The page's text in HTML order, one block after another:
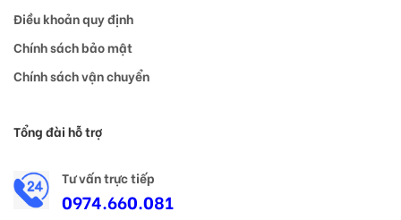
Điều khoản quy định
Chính sách bảo mật
Chính sách vận chuyển
Tổng đài hỗ trợ
Tư vấn trực tiếp
0974.660.081